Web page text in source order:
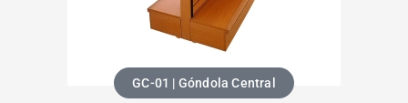
GC-01 | Góndola Central